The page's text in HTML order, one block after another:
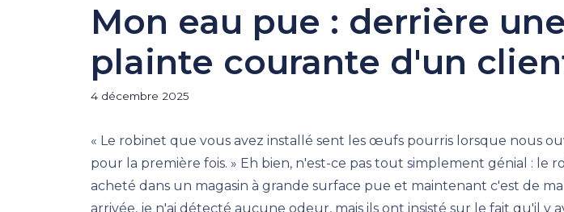
Mon eau pue : derrière une
plainte courante d'un
4 décembre 2025
« Le robinet que vous avez installé sent les œufs pourris lorsque nous
pour la première fois. » Eh bien, n'est-ce pas tout simplement génial : le
acheté dans un magasin à grande surface pue et maintenant c'est de
arrivée, je n'ai détecté aucune odeur, mais ils ont insisté sur le fait qu'il y